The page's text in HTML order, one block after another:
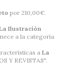
por 210,00€.
Ilustración
a la categoría
a La
Y REVISTAS".